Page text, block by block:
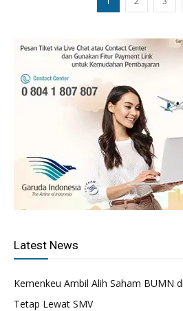
Latest News
Kemenkeu Ambil Alih Saham BUMN
Tetap Lewat SMV